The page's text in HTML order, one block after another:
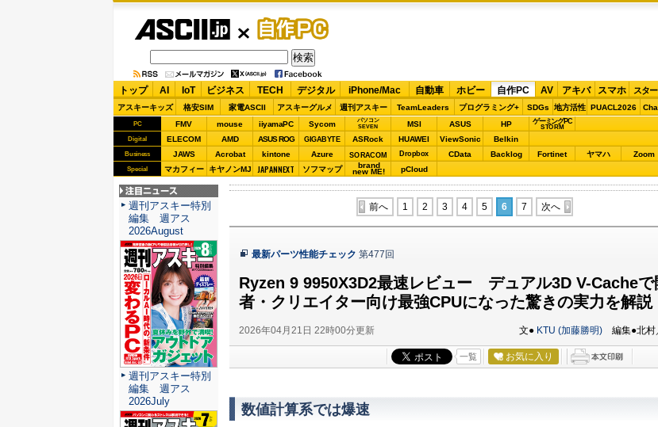
自作PC
トップ AI IoT ビジネス TECH デジタル iPhone/Mac 自動車 ホビー 自作PC AV アキバ スマホ スタ
アスキーキッズ 格安SIM 家電ASCII アスキーグルメ 週刊アスキー TeamLeaders プログラミング+ SDGs 地方活性 PUACL2026
PC FMV mouse iiyamaPC Sycom
パソコン
SEVEN
MSI ASUS HP ゲーミングPC
STORM
Digital ELECOM AMD ASUS ROG GIGABYTE ASRock HUAWEI ViewSonic Belkin
Business JAWS Acrobat kintone Azure SORACOM Dropbox CData Backlog Fortinet ヤマハ Zoom
Special マカフィー キヤノンMJ JAPANNEXT ソフマップ brand
new ME! pCloud
前へ 1 2 3 4 5 6 7 次へ
最新パーツ性能チェック 第477回
Ryzen 9 9950X3D2最速レビュー デュアル3D V-Cacheで
者・クリエイター向け最強CPUになった驚きの実力を解説
2026年04月21日 22時00分更新 文● KTU (加藤勝明) 編集●北村
一覧 お気に入り
数値計算系では爆速
注目ニュース
週刊アスキー特別
編集 週アス
2026August
週刊アスキー特別
編集 週アス
2026July